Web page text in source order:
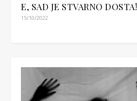
E, SAD JE STVARNO DOSTA!
15/10/2022